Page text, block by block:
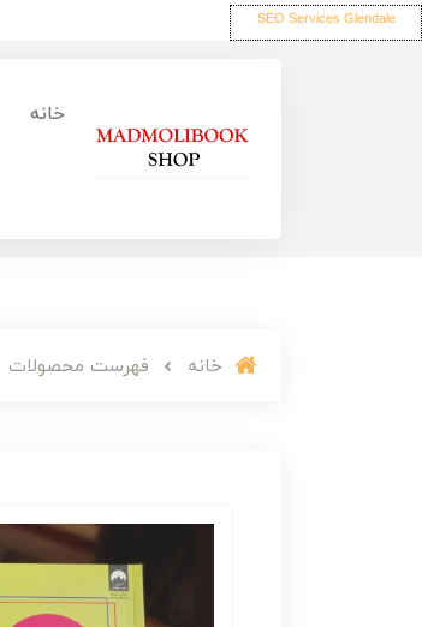
SEO Services Glendale
خانه
خانه فهرست محصولات